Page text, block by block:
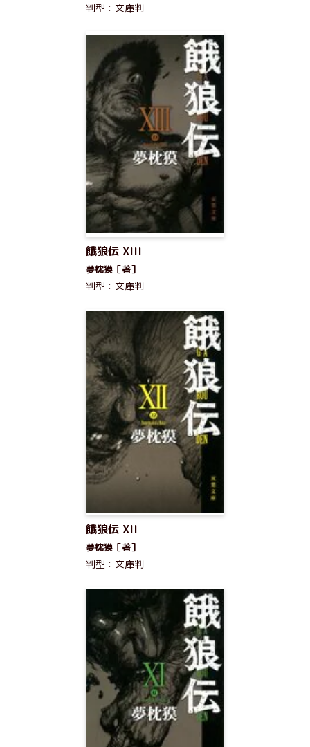
判型：文庫判
餓狼伝 XIII
夢枕獏［著］
判型：文庫判
餓狼伝 XII
夢枕獏［著］
判型：文庫判